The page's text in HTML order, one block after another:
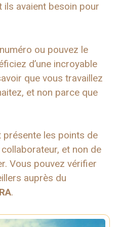
ils avaient besoin pour
ou pouvez le
d’une incroyable
que vous travaillez
et non parce que
présente les points de
et non de
Vous pouvez vérifier
auprès du
.